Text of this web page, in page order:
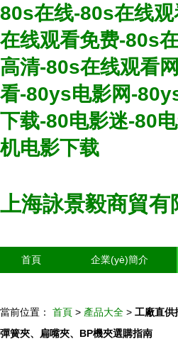
80s在线-80s在线
在线观看免费-80s
高清-80s在线观看
看-80ys电影网-
下载-80电影迷-80
机电影下载
上海詠景毅商貿有
首頁 企業(yè)簡介
當前位置： 首頁 > 產品大全 > 工廠直供
彈簧夾、扁嘴夾、BP機夾選購指南